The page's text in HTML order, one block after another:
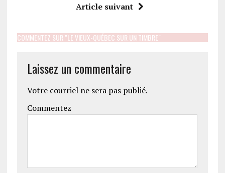
Article suivant
COMMENTEZ SUR "LE VIEUX-QUÉBEC SUR UN TIMBRE"
Laissez un commentaire
Votre courriel ne sera pas publié.
Commentez